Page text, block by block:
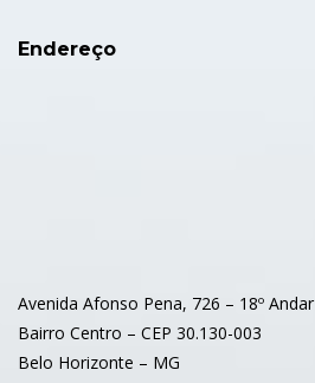
Endereço
Avenida Afonso Pena, 726 – 18º Andar
Bairro Centro – CEP 30.130-003
Belo Horizonte – MG